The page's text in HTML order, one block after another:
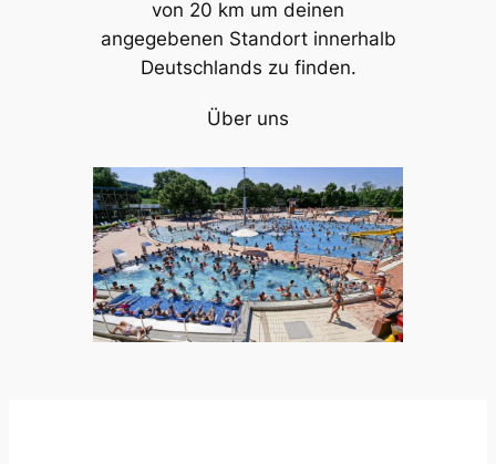
von 20 km um deinen
angegebenen Standort innerhalb
Deutschlands zu finden.
Über uns